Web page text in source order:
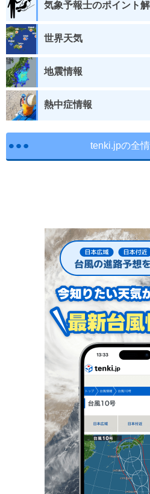
気象予報士のポイント
世界天気
地震情報
熱中症情報
tenki.jpの全